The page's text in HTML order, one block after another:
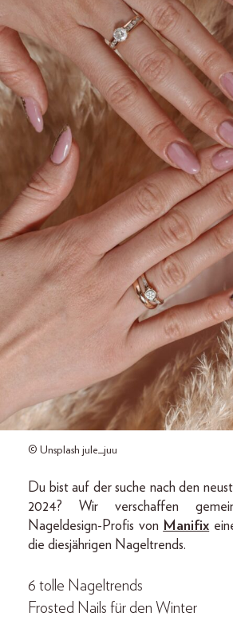
© Unsplash jule_juu
Du bist auf der suche nach den
2024? Wir verschaffen
Nageldesign-Profis von Manifix
die diesjährigen Nageltrends.
6 tolle Nageltrends
Frosted Nails für den Winter